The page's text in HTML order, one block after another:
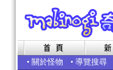
• 關於怪物 • 導覽搜尋